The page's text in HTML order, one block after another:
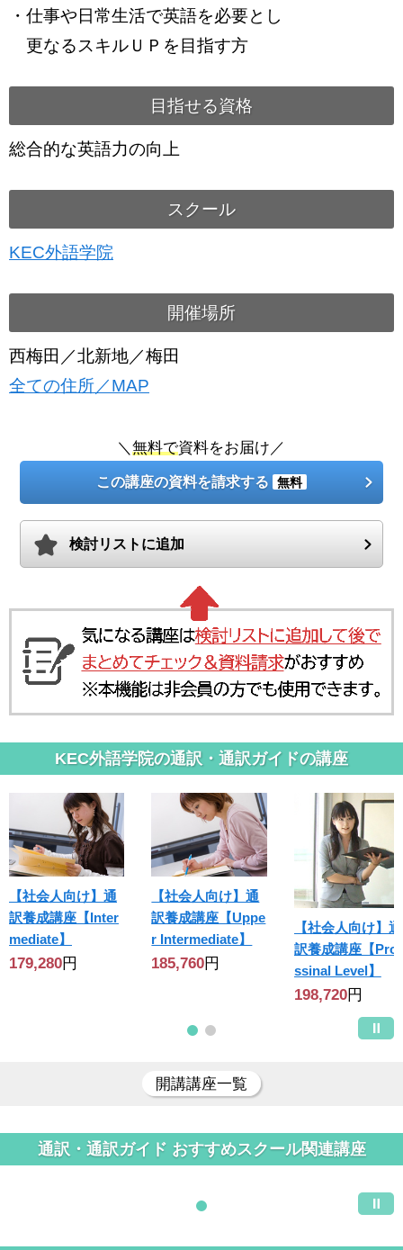
・仕事や日常生活で英語を必要とし
更なるスキルＵＰを目指す方
目指せる資格
総合的な英語力の向上
スクール
KEC外語学院
開催場所
西梅田／北新地／梅田
全ての住所／MAP
＼無料で資料をお届け／
この講座の資料を請求する 無料
検討リストに追加
KEC外語学院の通訳・通訳ガイドの講座
【社会人向け】通
訳養成講座【Inter
mediate】
179,280円
【社会人向け】通
訳養成講座【Uppe
r Intermediate】
185,760円
【社会人向け】通
訳養成講座【
ssinal Level】
198,720円
開講講座一覧
通訳・通訳ガイド おすすめスクール関連講座